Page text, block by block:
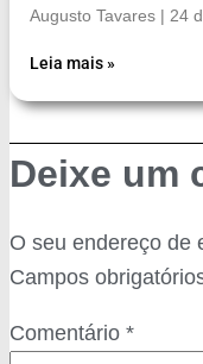
Augusto Tavares 24
Leia mais »
Deixe um
O seu endereço de
Campos
Comentário *